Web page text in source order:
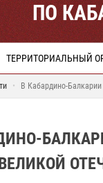
ПО
ТЕРРИТОРИАЛЬНЫЙ
В Кабардино-